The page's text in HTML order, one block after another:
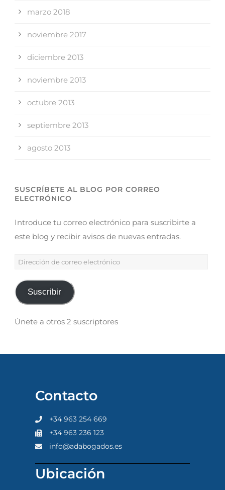
marzo 2018
noviembre 2017
diciembre 2013
noviembre 2013
octubre 2013
septiembre 2013
agosto 2013
SUSCRÍBETE AL BLOG POR CORREO
ELECTRÓNICO
Introduce tu correo electrónico para suscribirte a
este blog y recibir avisos de nuevas entradas.
Suscribir
Únete a otros 2 suscriptores
Contacto
+34 963 254 669
+34 963 236 123
info@adabogados.es
Ubicación